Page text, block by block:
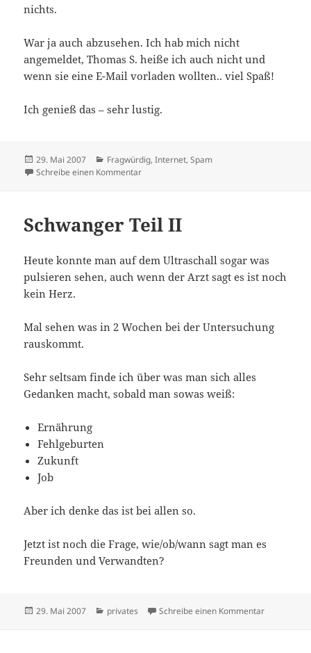
nichts.
War ja auch abzusehen. Ich hab mich nicht
angemeldet, Thomas S. heiße ich auch nicht und
wenn sie eine E-Mail vorladen wollten.. viel Spaß!
Ich genieß das – sehr lustig.
Veröffentlicht
am
29. Mai 2007 Kategorien
Fragwürdig,Internet,Spam
Schreibe einen Kommentarzu Spaß mit der Lebensprognose
Schwanger Teil II
Heute konnte man auf dem Ultraschall sogar was
pulsieren sehen, auch wenn der Arzt sagt es ist noch
kein Herz.
Mal sehen was in 2 Wochen bei der Untersuchung
rauskommt.
Sehr seltsam finde ich über was man sich alles
Gedanken macht, sobald man sowas weiß:
Ernährung
Fehlgeburten
Zukunft
Job
Aber ich denke das ist bei allen so.
Jetzt ist noch die Frage, wie/ob/wann sagt man es
Freunden und Verwandten?
Veröffentlicht
29. Mai 2007 Kategorien
privates Schreibe einen Kommentarzu